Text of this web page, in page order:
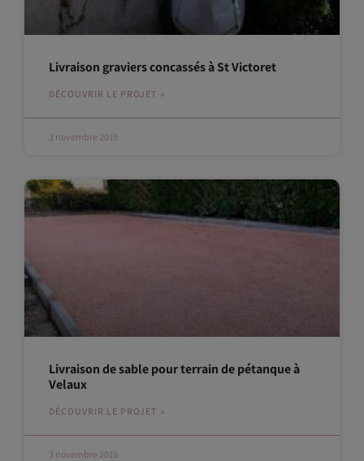
Livraison graviers concassés à St Victoret
DÉCOUVRIR LE PROJET »
3 novembre 2019
Livraison de sable pour terrain de pétanque à
Velaux
DÉCOUVRIR LE PROJET »
3 novembre 2019